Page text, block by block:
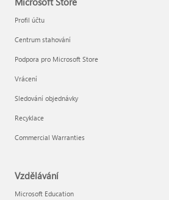
Profil účtu
Centrum stahování
Podpora pro Microsoft Store
Vrácení
Sledování objednávky
Recyklace
Commercial Warranties
Vzdělávání
Microsoft Education